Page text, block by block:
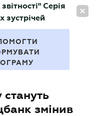
UA
Серія
зустрічей
змінив